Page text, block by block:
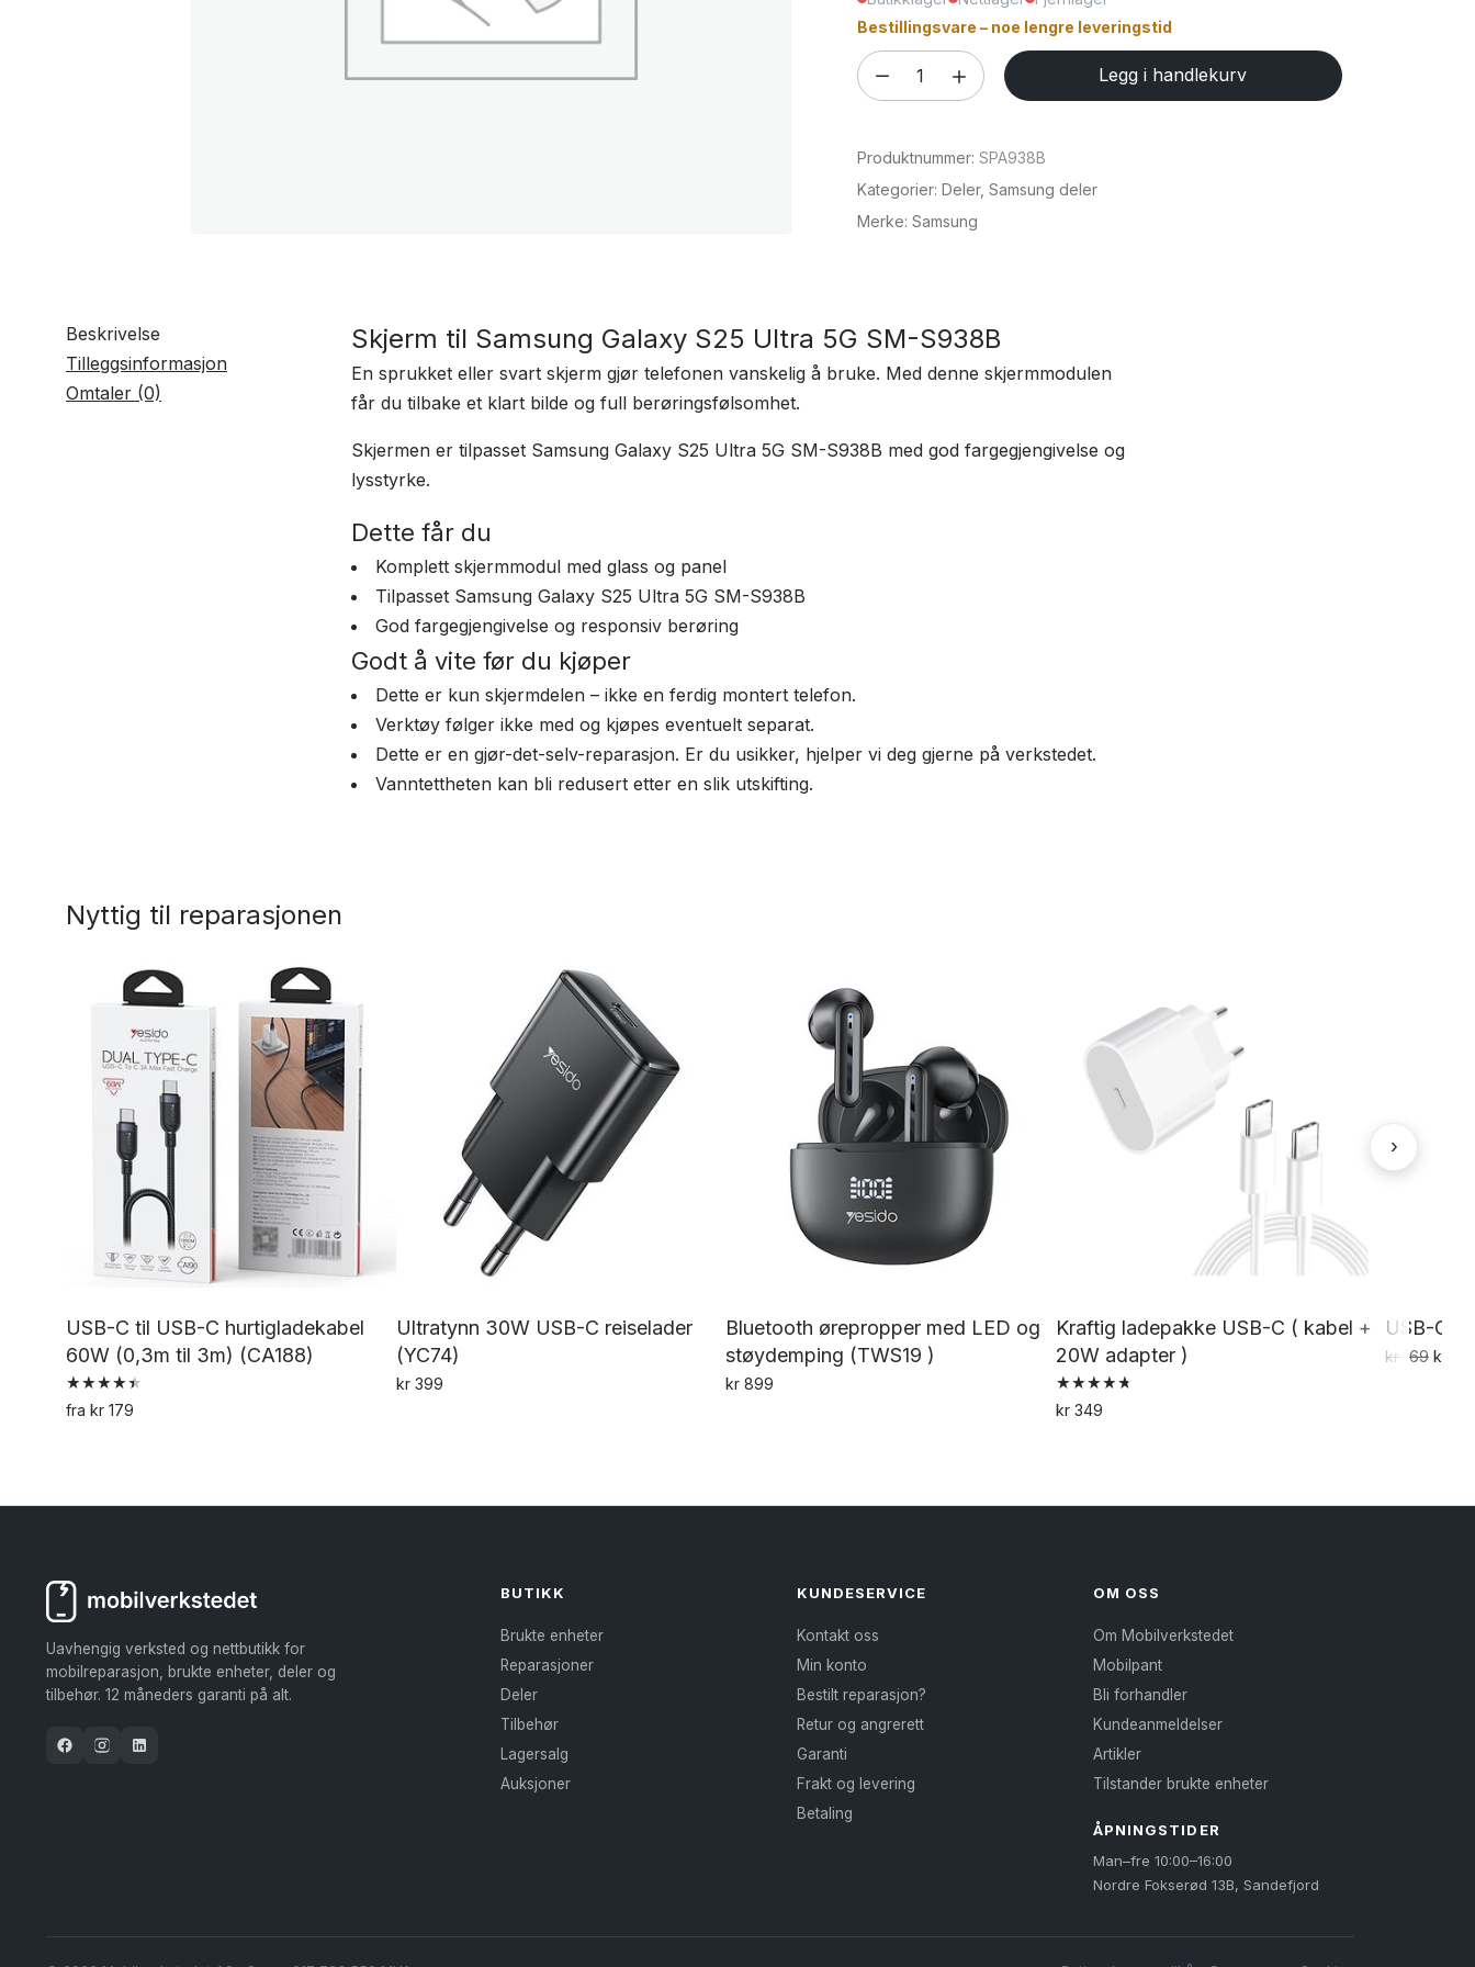
Bestillingsvare – noe lengre leveringstid
Skjerm
til
Galaxy
S25
Ultra
antall
Legg i handlekurv
Produktnummer: SPA938B
Kategorier: Deler, Samsung deler
Merke: Samsung
Beskrivelse
Tilleggsinformasjon
Omtaler (0)
Skjerm til Samsung Galaxy S25 Ultra 5G SM-S938B
En sprukket eller svart skjerm gjør telefonen vanskelig å bruke. Med denne skjermmodulen
får du tilbake et klart bilde og full berøringsfølsomhet.
Skjermen er tilpasset Samsung Galaxy S25 Ultra 5G SM-S938B med god fargegjengivelse og
lysstyrke.
Dette får du
Komplett skjermmodul med glass og panel
Tilpasset Samsung Galaxy S25 Ultra 5G SM-S938B
God fargegjengivelse og responsiv berøring
Godt å vite før du kjøper
Dette er kun skjermdelen – ikke en ferdig montert telefon.
Verktøy følger ikke med og kjøpes eventuelt separat.
Dette er en gjør-det-selv-reparasjon. Er du usikker, hjelper vi deg gjerne på verkstedet.
Vanntettheten kan bli redusert etter en slik utskifting.
Nyttig til reparasjonen
USB-C til USB-C hurtigladekabel
60W (0,3m til 3m) (CA188)
Vurdert
4.50
fra kr 179
kan
velges
på
produktsiden
Ultratynn 30W USB-C reiselader
(YC74)
kr399
Bluetooth ørepropper med LED og
støydemping (TWS19 )
kr 899
kan
på
produktsiden
Kraftig ladepakke USB-C ( kabel +
20W adapter )
Vurdert
4.79
kr349
USB-C
kr 169 kr
›
Uavhengig verksted og nettbutikk for
mobilreparasjon, brukte enheter, deler og
tilbehør. 12 måneders garanti på alt.
BUTIKK
Brukte enheter
Reparasjoner
Deler
Tilbehør
Lagersalg
Auksjoner
KUNDESERVICE
Kontakt oss
Min konto
Bestilt reparasjon?
Retur og angrerett
Garanti
Frakt og levering
Betaling
OM OSS
Om Mobilverkstedet
Mobilpant
Bli forhandler
Kundeanmeldelser
Artikler
Tilstander brukte enheter
ÅPNINGSTIDER
Man–fre 10:00–16:00
Nordre Fokserød 13B, Sandefjord